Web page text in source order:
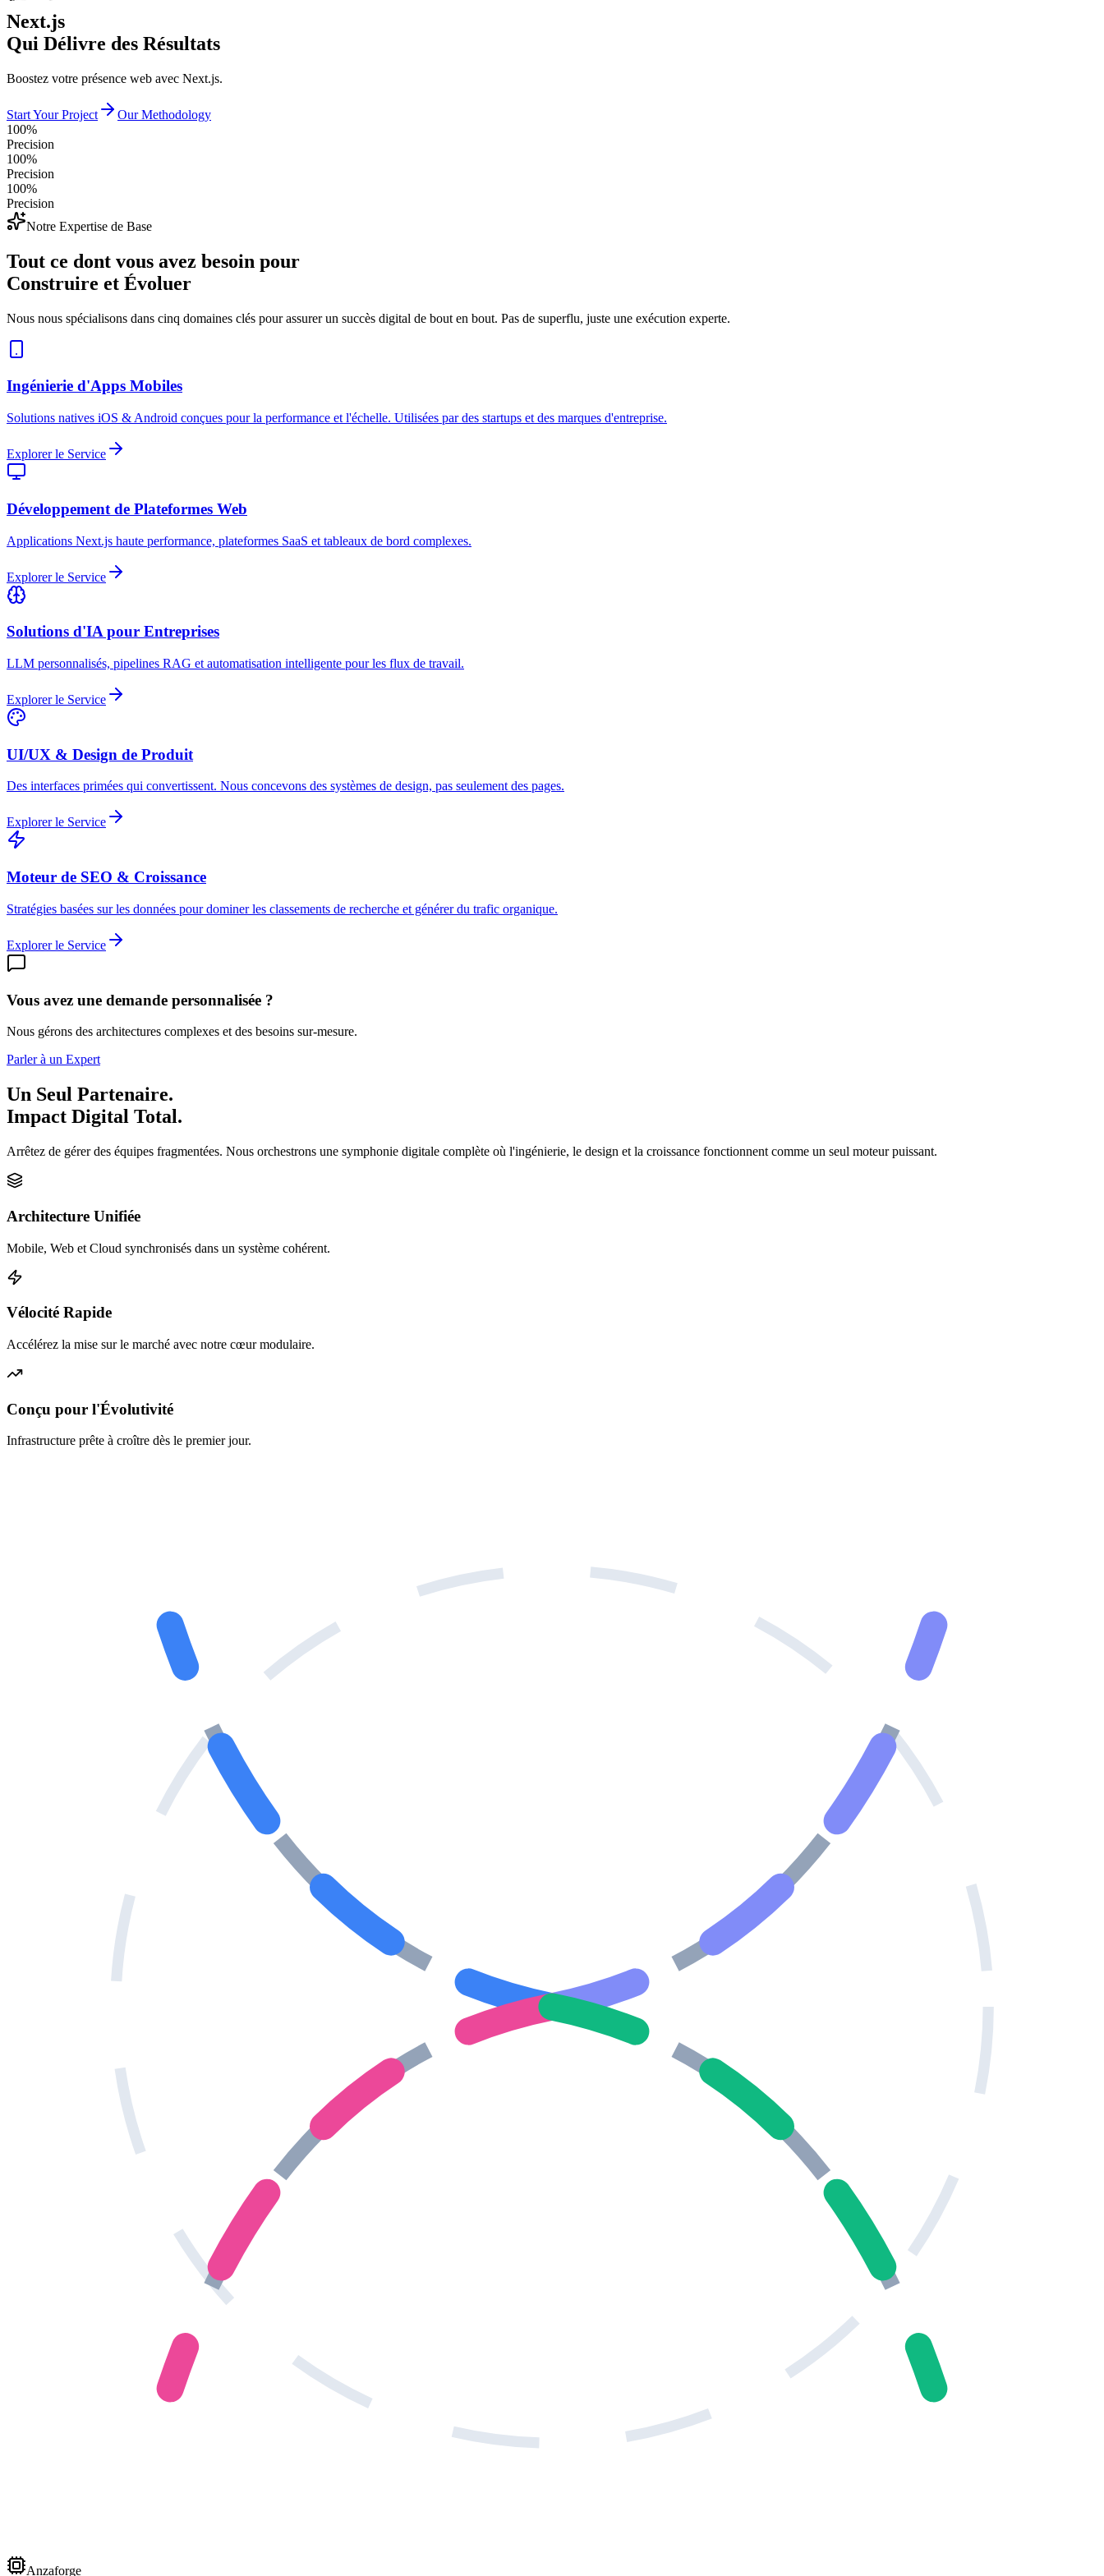
Next.js
Qui Délivre des Résultats
Boostez votre présence web avec Next.js.
Start Your Project
Our Methodology
100%
Precision
100%
Precision
100%
Precision
Notre Expertise de Base
Tout ce dont vous avez besoin pour
Construire et Évoluer
Nous nous spécialisons dans cinq domaines clés pour assurer un succès digital de bout en bout. Pas de superflu, juste une exécution experte.
Ingénierie d'Apps Mobiles
Solutions natives iOS & Android conçues pour la performance et l'échelle. Utilisées par des startups et des marques d'entreprise.
Explorer le Service
Développement de Plateformes Web
Applications Next.js haute performance, plateformes SaaS et tableaux de bord complexes.
Explorer le Service
Solutions d'IA pour Entreprises
LLM personnalisés, pipelines RAG et automatisation intelligente pour les flux de travail.
Explorer le Service
UI/UX & Design de Produit
Des interfaces primées qui convertissent. Nous concevons des systèmes de design, pas seulement des pages.
Explorer le Service
Moteur de SEO & Croissance
Stratégies basées sur les données pour dominer les classements de recherche et générer du trafic organique.
Explorer le Service
Vous avez une demande personnalisée ?
Nous gérons des architectures complexes et des besoins sur-mesure.
Parler à un Expert
Un Seul Partenaire.
Impact Digital Total.
Arrêtez de gérer des équipes fragmentées. Nous orchestrons une symphonie digitale complète où l'ingénierie, le design et la croissance fonctionnent comme un seul moteur puissant.
Architecture Unifiée
Mobile, Web et Cloud synchronisés dans un système cohérent.
Vélocité Rapide
Accélérez la mise sur le marché avec notre cœur modulaire.
Conçu pour l'Évolutivité
Infrastructure prête à croître dès le premier jour.
Anzaforge